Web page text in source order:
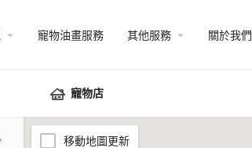
寵物油畫服務 其他服務 關於我們
寵物店
移動地圖更新